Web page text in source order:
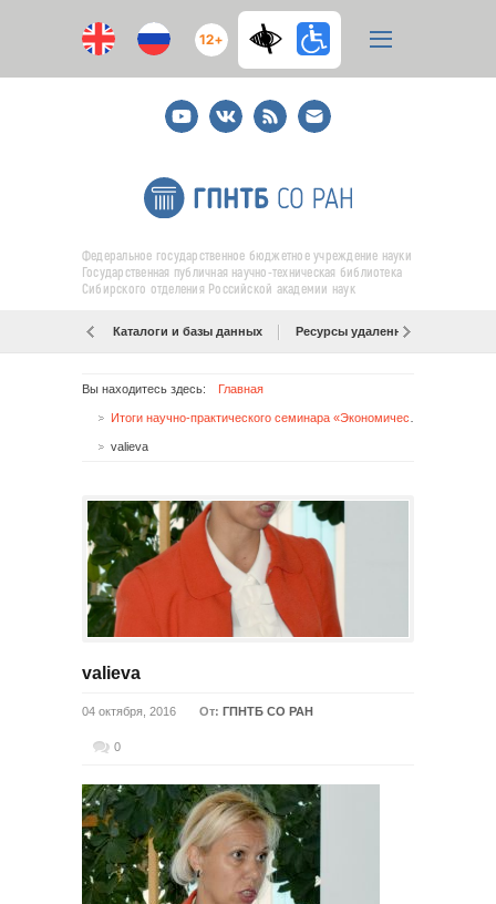
12+
YoutubeВКонтакте
RSS
E-
mail
подписка
Федеральное государственное бюджетное учреждение науки
Государственная публичная научно-техническая библиотека
Сибирского отделения Российской академии наук
Каталоги и базы данных Ресурсы удаленного доступа
Вы находитесь здесь: Главная
valieva
valieva
04 октября, 2016 От: ГПНТБ СО РАН
0